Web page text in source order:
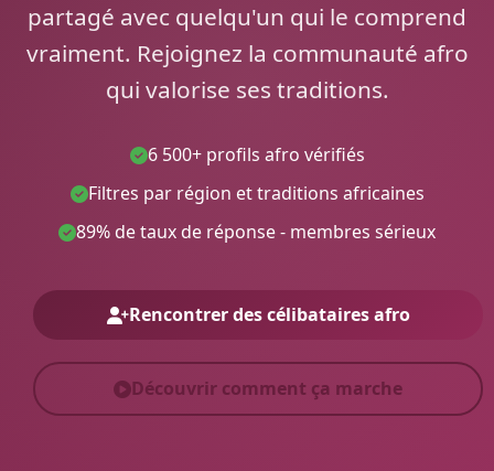
partagé avec quelqu'un qui le comprend
vraiment. Rejoignez la communauté afro
qui valorise ses traditions.
6 500+ profils afro vérifiés
Filtres par région et traditions africaines
89% de taux de réponse - membres sérieux
Rencontrer des célibataires afro
Découvrir comment ça marche